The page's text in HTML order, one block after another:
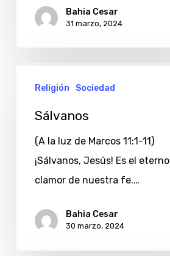
Bahia Cesar
31 marzo, 2024
Religión Sociedad
Sálvanos
(A la luz de Marcos 11:1-11)
¡Sálvanos, Jesús! Es el eterno
clamor de nuestra fe.…
Bahia Cesar
30 marzo, 2024